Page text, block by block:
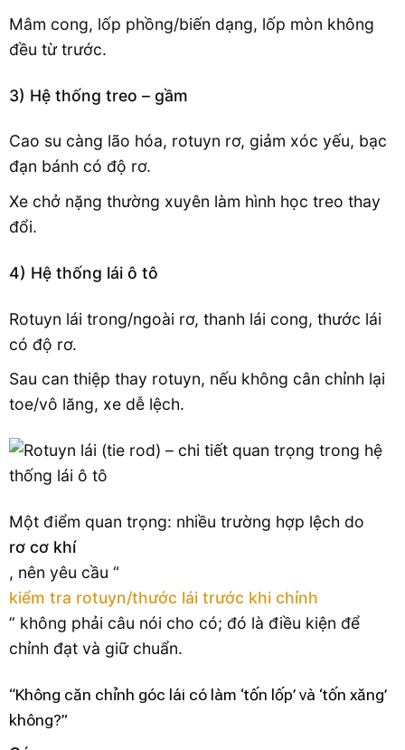
Mâm cong, lốp phồng/biến dạng, lốp mòn không
đều từ trước.
3) Hệ thống treo – gầm
Cao su càng lão hóa, rotuyn rơ, giảm xóc yếu, bạc
đạn bánh có độ rơ.
Xe chở nặng thường xuyên làm hình học treo thay
đổi.
4) Hệ thống lái ô tô
Rotuyn lái trong/ngoài rơ, thanh lái cong, thước lái
có độ rơ.
Sau can thiệp thay rotuyn, nếu không cân chỉnh lại
toe/vô lăng, xe dễ lệch.
Một điểm quan trọng: nhiều trường hợp lệch do
rơ cơ khí
, nên yêu cầu “
kiểm tra rotuyn/thước lái trước khi chỉnh
” không phải câu nói cho có; đó là điều kiện để
chỉnh đạt và giữ chuẩn.
“Không căn chỉnh góc lái có làm ‘tốn lốp’ và ‘tốn xăng’
không?”